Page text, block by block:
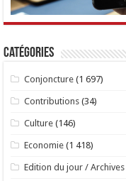
Catégories
Conjoncture (1 697)
Contributions (34)
Culture (146)
Economie (1 418)
Edition du jour / Archives